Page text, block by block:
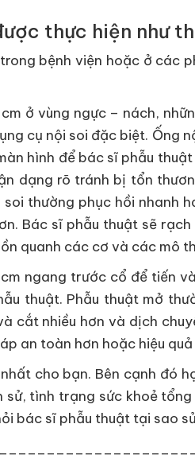
thực hiện như
bệnh viện hoặc ở các
ở vùng ngực – nách,
cụ nội soi đặc biệt. Ống
hình để bác sĩ phẫu
dạng rõ tránh bị tổn
thường phục hồi nhanh
Bác sĩ phẫu thuật sẽ
quanh các cơ và các mô
ngang trước cổ để tiến
thuật. Phẫu thuật mở
cắt nhiều hơn và dịch
an toàn hơn hoặc hiệu
cho bạn. Bên cạnh đó
tình trạng sức khoẻ
bác sĩ phẫu thuật tại sao